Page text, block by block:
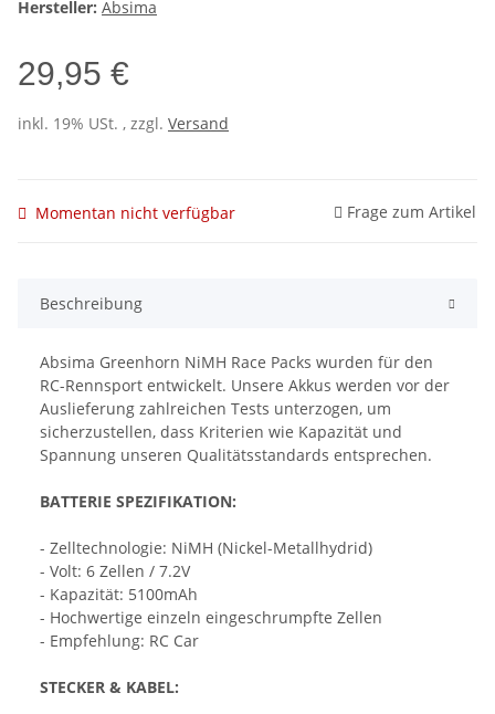
Hersteller: Absima
29,95 €
inkl. 19% USt. , zzgl. Versand
Momentan nicht verfügbar Frage zum Artikel
Beschreibung
Absima Greenhorn NiMH Race Packs wurden für den
RC-Rennsport entwickelt. Unsere Akkus werden vor der
Auslieferung zahlreichen Tests unterzogen, um
sicherzustellen, dass Kriterien wie Kapazität und
Spannung unseren Qualitätsstandards entsprechen.
BATTERIE SPEZIFIKATION:
- Zelltechnologie: NiMH (Nickel-Metallhydrid)
- Volt: 6 Zellen / 7.2V
- Kapazität: 5100mAh
- Hochwertige einzeln eingeschrumpfte Zellen
- Empfehlung: RC Car
STECKER & KABEL: